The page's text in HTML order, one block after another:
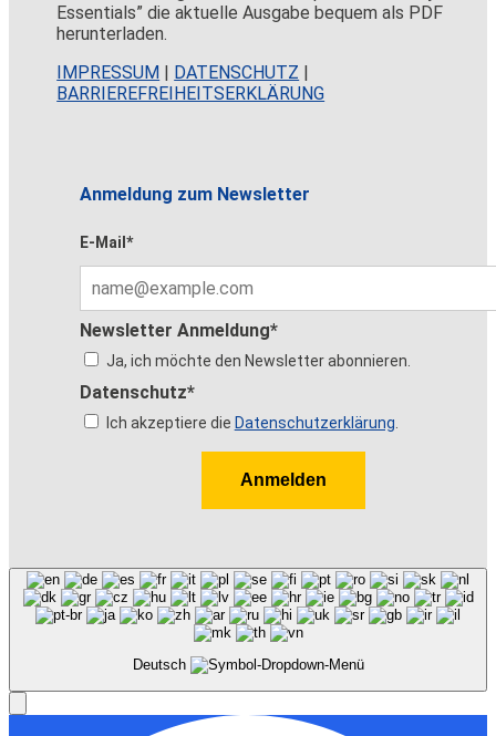
Essentials” die aktuelle Ausgabe bequem als PDF
herunterladen.
IMPRESSUM | DATENSCHUTZ |
BARRIEREFREIHEITSERKLÄRUNG
Anmeldung zum Newsletter
E-Mail*
Newsletter Anmeldung*
Ja, ich möchte den Newsletter abonnieren.
Datenschutz*
Ich akzeptiere die Datenschutzerklärung
Anmelden
Deutsch